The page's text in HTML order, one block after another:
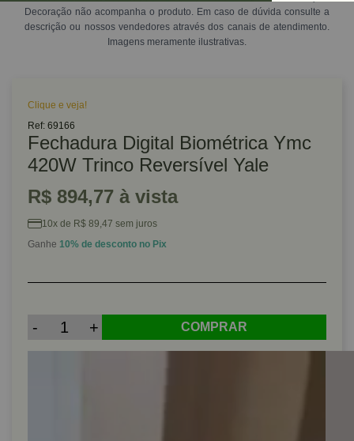
Decoração não acompanha o produto. Em caso de dúvida consulte a
descrição ou nossos vendedores através dos canais de atendimento.
Imagens meramente ilustrativas.
Clique e veja!
Ref: 69166
Fechadura Digital Biométrica Ymc
420W Trinco Reversível Yale
R$ 894,77 à vista
10x de R$ 89,47 sem juros
Ganhe 10% de desconto no Pix
- + COMPRAR